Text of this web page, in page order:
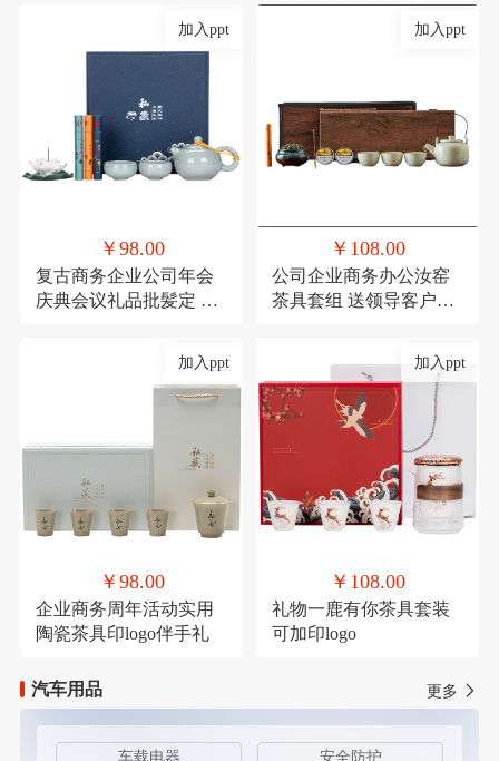
加入ppt
￥98.00
复古商务企业公司年会
庆典会议礼品批髪定 制
加入ppt
￥108.00
公司企业商务办公汝窑
茶具套组 送领导客户实
加入ppt
￥98.00
企业商务周年活动实用
陶瓷茶具印logo伴手礼
加入ppt
￥108.00
礼物一鹿有你茶具套装
可加印logo
汽车用品 更多
车载电器 安全防护